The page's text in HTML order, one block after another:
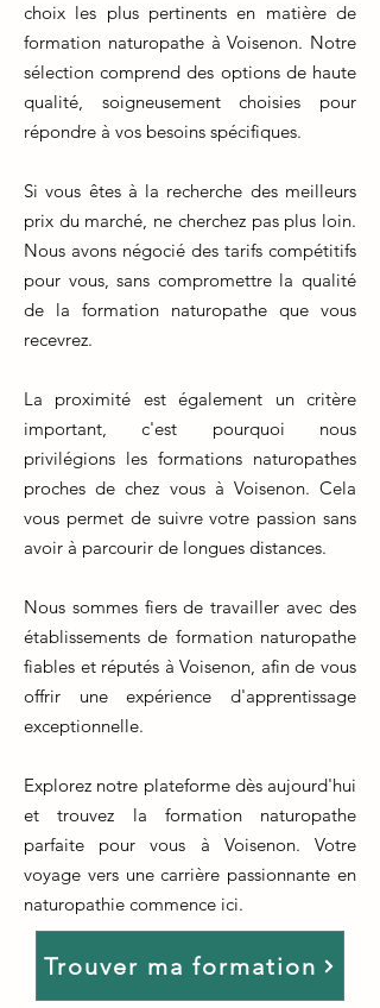
choix les plus pertinents en matière de
formation naturopathe à Voisenon. Notre
sélection comprend des options de haute
qualité, soigneusement choisies pour
répondre à vos besoins spécifiques.
Si vous êtes à la recherche des meilleurs
prix du marché, ne cherchez pas plus loin.
Nous avons négocié des tarifs compétitifs
pour vous, sans compromettre la qualité
de la formation naturopathe que vous
recevrez.
La proximité est également un critère
important, c'est pourquoi nous
privilégions les formations naturopathes
proches de chez vous à Voisenon. Cela
vous permet de suivre votre passion sans
avoir à parcourir de longues distances.
Nous sommes fiers de travailler avec des
établissements de formation naturopathe
fiables et réputés à Voisenon, afin de vous
offrir une expérience d'apprentissage
exceptionnelle.
Explorez notre plateforme dès aujourd'hui
et trouvez la formation naturopathe
parfaite pour vous à Voisenon. Votre
voyage vers une carrière passionnante en
naturopathie commence ici.
Trouver ma formation